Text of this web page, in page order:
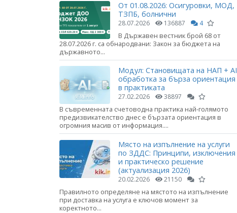
От 01.08.2026: Осигуровки, МОД,
ТЗПБ, болнични
28.07.2026 136887 4
В Държавен вестник брой 68 от
28.07.2026 г. са обнародвани: Закон за бюджета на
държавното...
Модул: Становищата на НАП + AI
обработка за бърза ориентация
в практиката
27.02.2026 38897
В съвременната счетоводна практика най-голямото
предизвикателство днес е бързата ориентация в
огромния масив от информация....
Място на изпълнение на услуги
по ЗДДС: Принципи, изключения
и практическо решение
(актуализация 2026)
20.02.2026 21150
Правилното определяне на мястото на изпълнение
при доставка на услуга е ключов момент за
коректното...